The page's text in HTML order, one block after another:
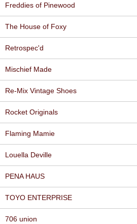
Freddies of Pinewood
The House of Foxy
Retrospec'd
Mischief Made
Re-Mix Vintage Shoes
Rocket Originals
Flaming Mamie
Louella Deville
PENA HAUS
TOYO ENTERPRISE
706 union